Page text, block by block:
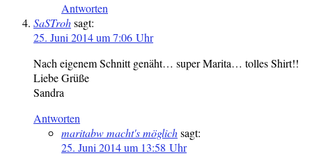
Antworten
SaSTrohsagt:
25. Juni 2014 um 7:06 Uhr
Nach eigenem Schnitt genäht… super Marita… tolles Shirt!!
Liebe Grüße
Sandra
Antworten
maritabw macht's möglichsagt:
25. Juni 2014 um 13:58 Uhr